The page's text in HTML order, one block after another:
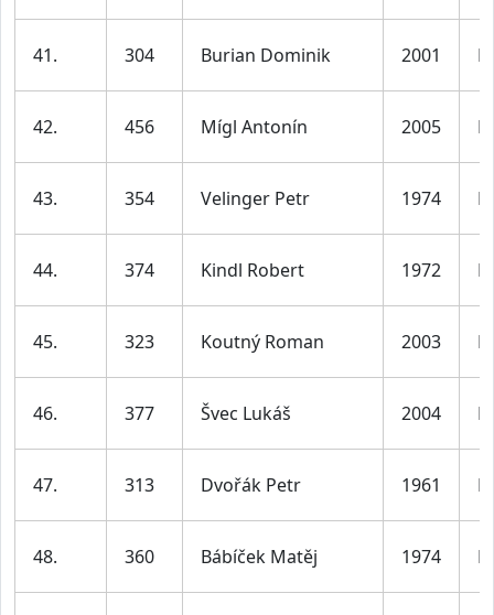
41. 304 Burian Dominik 2001 M
42. 456 Mígl Antonín 2005 M
43. 354 Velinger Petr 1974 M
44. 374 Kindl Robert 1972 M
45. 323 Koutný Roman 2003 M
46. 377 Švec Lukáš 2004 M
47. 313 Dvořák Petr 1961 M
48. 360 Bábíček Matěj 1974 M